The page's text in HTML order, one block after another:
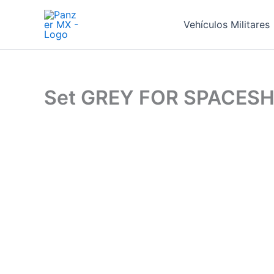
contenido
Vehículos Militares
Set GREY FOR